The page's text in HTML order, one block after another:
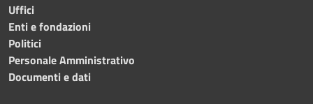
Uffici
Enti e fondazioni
Politici
Personale Amministrativo
Documenti e dati